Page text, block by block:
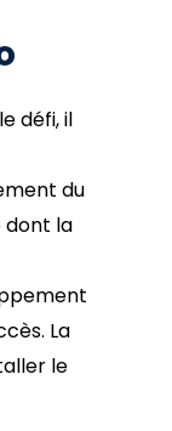
défi, il
du
dont la
La
le